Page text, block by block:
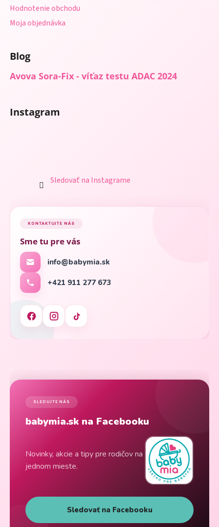
Hodnotenie obchodu
Moja objednávka
Blog
Avova Sora-Fix - víťaz testu ADAC 2024
Instagram
Sledovať na Instagrame
KONTAKTUJTE NÁS
Sme tu pre vás
info@babymia.sk
+421 911 277 673
SLEDUJTE NÁS
babymia.sk na Facebooku
Novinky, akcie a tipy pre rodičov na
jednom mieste.
Sledovať na Facebooku